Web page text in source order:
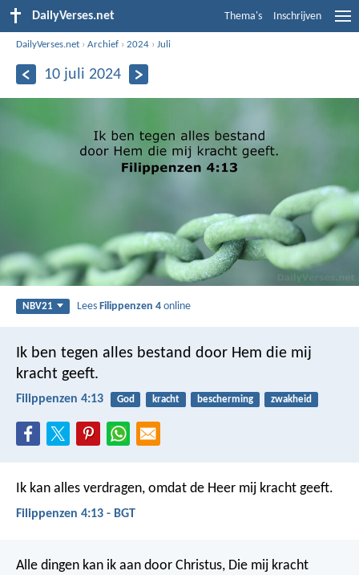
DailyVerses.net Thema's Inschrijven
DailyVerses.net ›Archief ›2024 ›Juli
10 juli 2024
NBV21 LeesFilippenzen 4 online
Ik ben tegen alles bestand door Hem die mij
kracht geeft.
Filippenzen 4:13 God kracht bescherming zwakheid
Ik kan alles verdragen, omdat de Heer mij kracht geeft.
Filippenzen 4:13 - BGT
Alle dingen kan ik aan door Christus, Die mij kracht